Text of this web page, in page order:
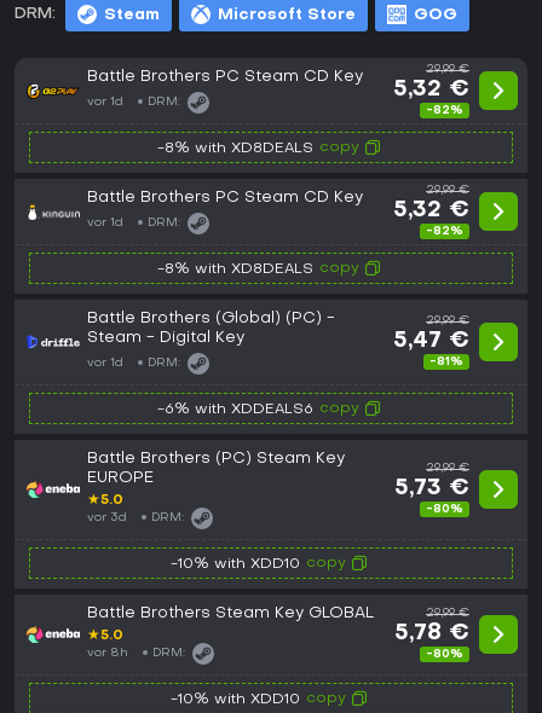
DRM: Steam Microsoft Store GOG
Battle Brothers PC Steam CD Key
vor 1d DRM:
29,99 €
5,32 €
-82%
-8% with XD8DEALS copy
Battle Brothers PC Steam CD Key
vor 1d DRM:
29,99 €
5,32 €
-82%
-8% with XD8DEALS copy
Battle Brothers (Global) (PC) -
Steam - Digital Key
vor 1d DRM:
29,99 €
5,47 €
-81%
-6% with XDDEALS6 copy
Battle Brothers (PC) Steam Key
EUROPE
★5.0
vor 3d DRM:
29,99 €
5,73 €
-80%
-10% with XDD10 copy
Battle Brothers Steam Key GLOBAL
★5.0
vor 8h DRM:
29,99 €
5,78 €
-80%
-10% with XDD10 copy